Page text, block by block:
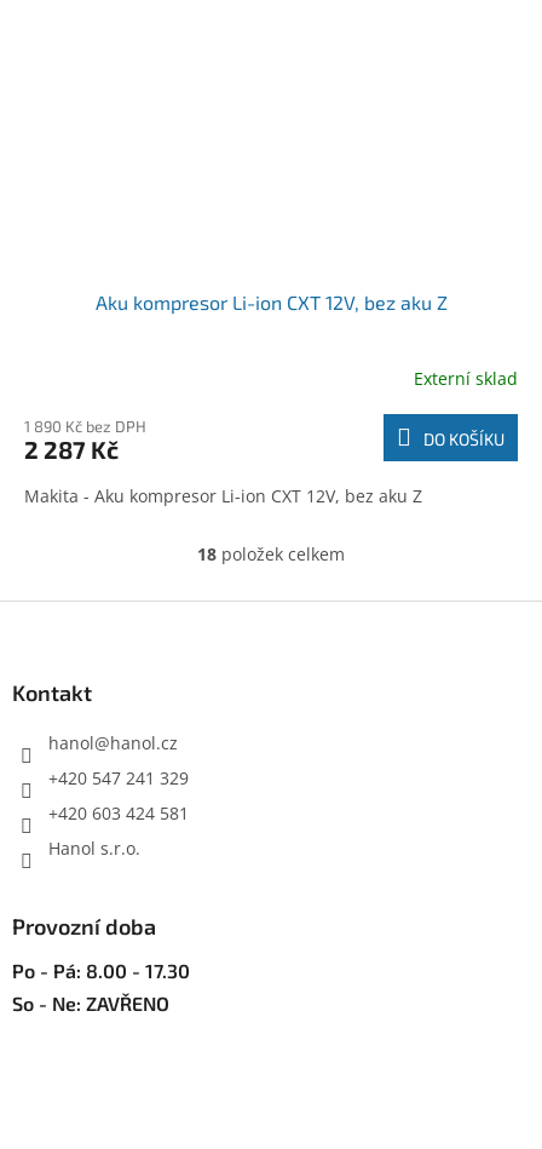
Aku kompresor Li-ion CXT 12V, bez aku Z
Externí sklad
1 890 Kč bez DPH
2 287 Kč DO KOŠÍKU
Makita - Aku kompresor Li-ion CXT 12V, bez aku Z
O
l
18 položek celkem
Kontakt
hanol@hanol.cz
+420 547 241 329
+420 603 424 581
Hanol s.r.o.
Provozní doba
Po - Pá: 8.00 - 17.30
So - Ne: ZAVŘENO